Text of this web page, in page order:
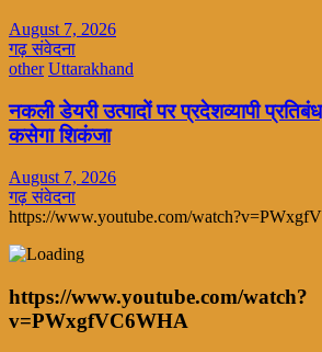
August 7, 2026
गढ़ संवेदना
other Uttarakhand
नकली डेयरी उत्पादों पर प्रदेशव्यापी
कसेगा शिकंजा
August 7, 2026
गढ़ संवेदना
https://www.youtube.com/
https://www.youtube.com/watch?
v=PWxgfVC6WHA